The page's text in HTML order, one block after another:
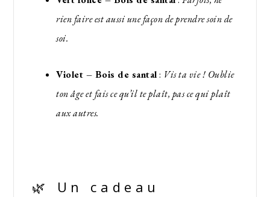
rien faire est aussi une façon de prendre soin de
soi.
Violet – Bois de santal: Vis ta vie ! Oublie
ton âge et fais ce qu’il te plaît, pas ce qui plaît
aux autres.
🌿 Un cadeau